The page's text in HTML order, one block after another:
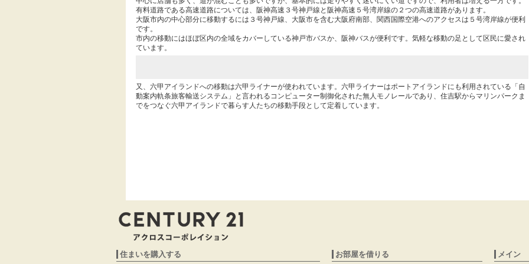
有料道路である高速道路については、阪神高速３号神戸線と阪神高速５号湾岸線の２つの高速道路があります。
大阪市内の中心部分に移動するには３号神戸線、大阪市を含む大阪府南部、関西国際空港へのアクセスは５号湾岸線が便利
です。
市内の移動にはほぼ区内の全域をカバーしている神戸市バスか、阪神バスが便利です。気軽な移動の足として区民に愛され
ています。
又、六甲アイランドへの移動は六甲ライナーが使われています。六甲ライナーはポートアイランドにも利用されている「自
動案内軌条旅客輸送システム」と言われるコンピューター制御化された無人モノレールであり、住吉駅からマリンパークま
でをつなぐ六甲アイランドで暮らす人たちの移動手段として定着しています。
住まいを購入する お部屋を借りる メイン